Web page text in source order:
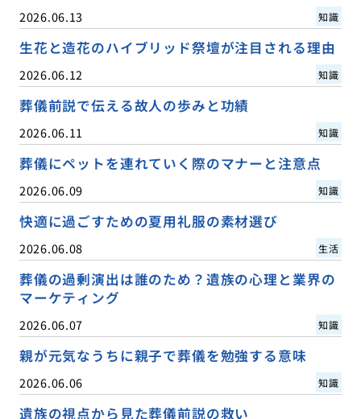
2026.06.13 知識
生花と造花のハイブリッド祭壇が注目される理由
2026.06.12 知識
葬儀前説で伝える故人の歩みと功績
2026.06.11 知識
葬儀にペットを連れていく際のマナーと注意点
2026.06.09 知識
快適に過ごすための夏用礼服の素材選び
2026.06.08 生活
葬儀の過剰演出は誰のため？遺族の心理と業界の
マーケティング
2026.06.07 知識
親が元気なうちに親子で葬儀を勉強する意味
2026.06.06 知識
遺族の視点から見た葬儀前説の救い